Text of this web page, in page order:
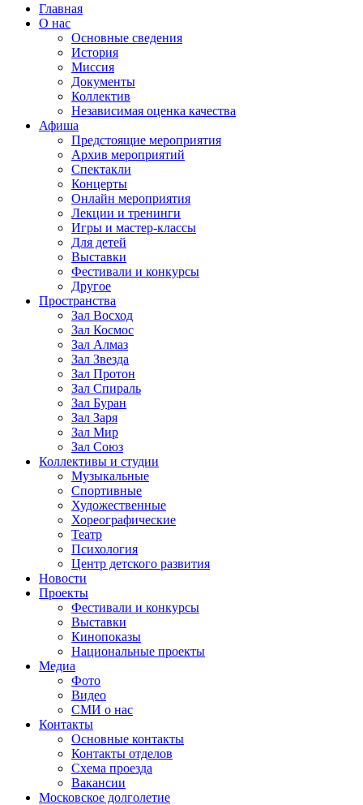
Главная
О нас
Основные сведения
История
Миссия
Документы
Коллектив
Независимая оценка качества
Афиша
Предстоящие мероприятия
Архив мероприятий
Спектакли
Концерты
Онлайн мероприятия
Лекции и тренинги
Игры и мастер-классы
Для детей
Выставки
Фестивали и конкурсы
Другое
Пространства
Зал Восход
Зал Космос
Зал Алмаз
Зал Звезда
Зал Протон
Зал Спираль
Зал Буран
Зал Заря
Зал Мир
Зал Союз
Коллективы и студии
Музыкальные
Спортивные
Художественные
Хореографические
Театр
Психология
Центр детского развития
Новости
Проекты
Фестивали и конкурсы
Выставки
Кинопоказы
Национальные проекты
Медиа
Фото
Видео
СМИ о нас
Контакты
Основные контакты
Контакты отделов
Схема проезда
Вакансии
Московское долголетие